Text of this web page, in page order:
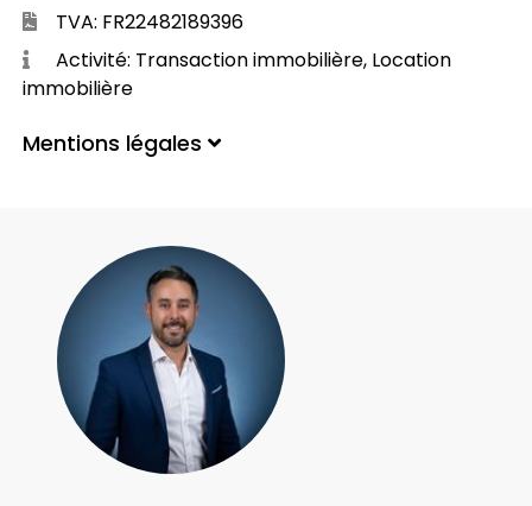
TVA: FR22482189396
Activité: Transaction immobilière, Location
immobilière
Mentions légales